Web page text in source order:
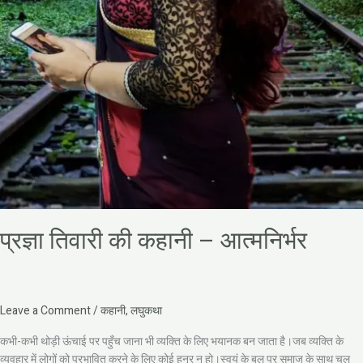
प्रज्ञा तिवारी की कहानी – आत्मनिर्भर
Leave a Comment/कहानी,लघुकथा
कभी-कभी थोड़ी ऊंचाई पर पहुँच जाना भी व्यक्ति के लिए भयानक बन जाता है।जब व्यक्ति के
व्यवहार में लोगों को प्रभावित करने के लिए कोई हुनर न हो।स्वयं के बल पर समाज के साथ चल